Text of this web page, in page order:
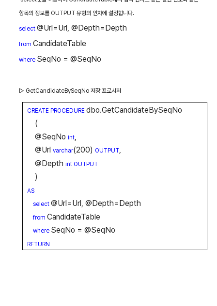
항목의 정보를OUTPUT 유형의 인자에 설정합니다.
select@Url=Url, @Depth=Depth
fromCandidateTable
where SeqNo = @SeqNo
▷ GetCandidateBySeqNo저장 프로시저
CREATE PROCEDURE dbo.GetCandidateBySeqNo
(
@SeqNo int,
@Url varchar(200) OUTPUT,
@Depth int OUTPUT
)
AS
select @Url=Url, @Depth=Depth
from CandidateTable
where SeqNo = @SeqNo
RETURN